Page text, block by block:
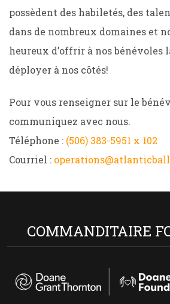
possèdent des habiletés, des
dans de nombreux domaines et
heureux d’offrir à nos bénévoles
déployer à nos côtés!
Pour vous renseigner sur le
communiquez avec nous.
Téléphone : (506) 383-5951 x 102
Courriel :
COMMANDITAIRE